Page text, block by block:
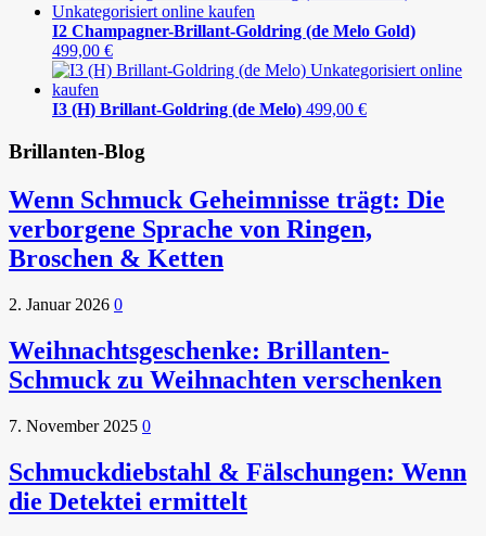
I2 Champagner-Brillant-Goldring (de Melo Gold)
499,00 €
I3 (H) Brillant-Goldring (de Melo) 499,00 €
Brillanten-Blog
Wenn Schmuck Geheimnisse trägt: Die
verborgene Sprache von Ringen,
Broschen & Ketten
2. Januar 2026 0
Weihnachtsgeschenke: Brillanten-
Schmuck zu Weihnachten verschenken
7. November 2025 0
Schmuckdiebstahl & Fälschungen: Wenn
die Detektei ermittelt